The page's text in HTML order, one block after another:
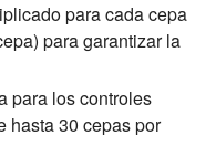
para cada cepa
para garantizar la
para los controles
hasta 30 cepas por